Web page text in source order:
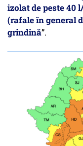
izolat de peste 40
(rafale în general
grindină”.